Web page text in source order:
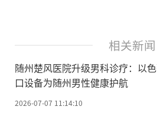
相关新闻
随州楚风医院升级男科诊疗：以
口设备为随州男性健康护航
2026-07-07 11:14:10